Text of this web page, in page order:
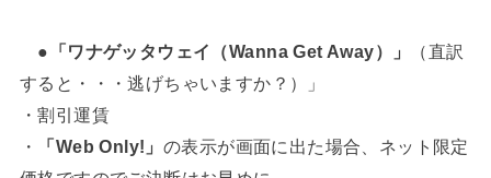
● 「ワナゲッタウェイ（Wanna Get Away）」
（直訳
すると・・・逃げちゃいますか？）」
・割引運賃
・
「Web Only!」 の表示が画面に出た場合、ネット限定